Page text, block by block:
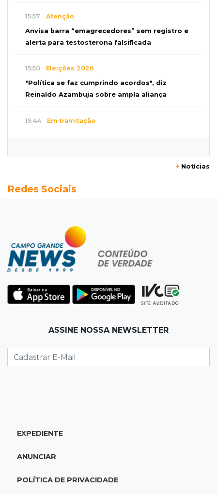
15:57 Atenção
Anvisa barra “emagrecedores” sem registro e
alerta para testosterona falsificada
15:50 Eleições 2026
"Política se faz cumprindo acordos", diz
Reinaldo Azambuja sobre ampla aliança
15:44 Em tramitação
Caminhão envolvido em acidente com 4
Pagará indenização
Homem que atacou ex com motosserra na
frente da filha é condenado
Rodamos 1.000 km com o Basalt; veja onde
ele mais surpreendeu
Luto na arquitetura
arquiteto dos projetos fora do comum
14:47"Acrodermo"
pesquisa da UFMS premiada no Paìs
+ Notícias
Redes Sociais
ASSINE NOSSA NEWSLETTER
EXPEDIENTE
ANUNCIAR
POLÍTICA DE PRIVACIDADE